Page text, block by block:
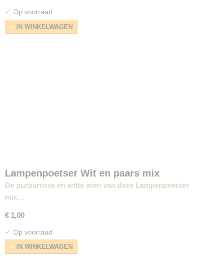
✓ Op voorraad
IN WINKELWAGEN
Lampenpoetser Wit en paars mix
De purpurrose en witte aren van deze Lampenpoetser
mix…
€ 1,00
✓ Op voorraad
IN WINKELWAGEN